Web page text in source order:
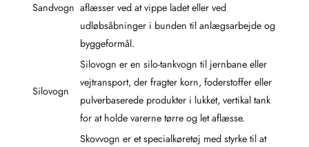
Sandvogn aflæsser ved at vippe ladet eller ved
udløbsåbninger i bunden til anlægsarbejde og
byggeformål.
Silovogn
Silovogn er en silo-tankvogn til jernbane eller
vejtransport, der fragter korn, foderstoffer eller
pulverbaserede produkter i lukket, vertikal tank
for at holde varerne tørre og let aflæsse.
Skovvogn er et specialkøretøj med styrke til at